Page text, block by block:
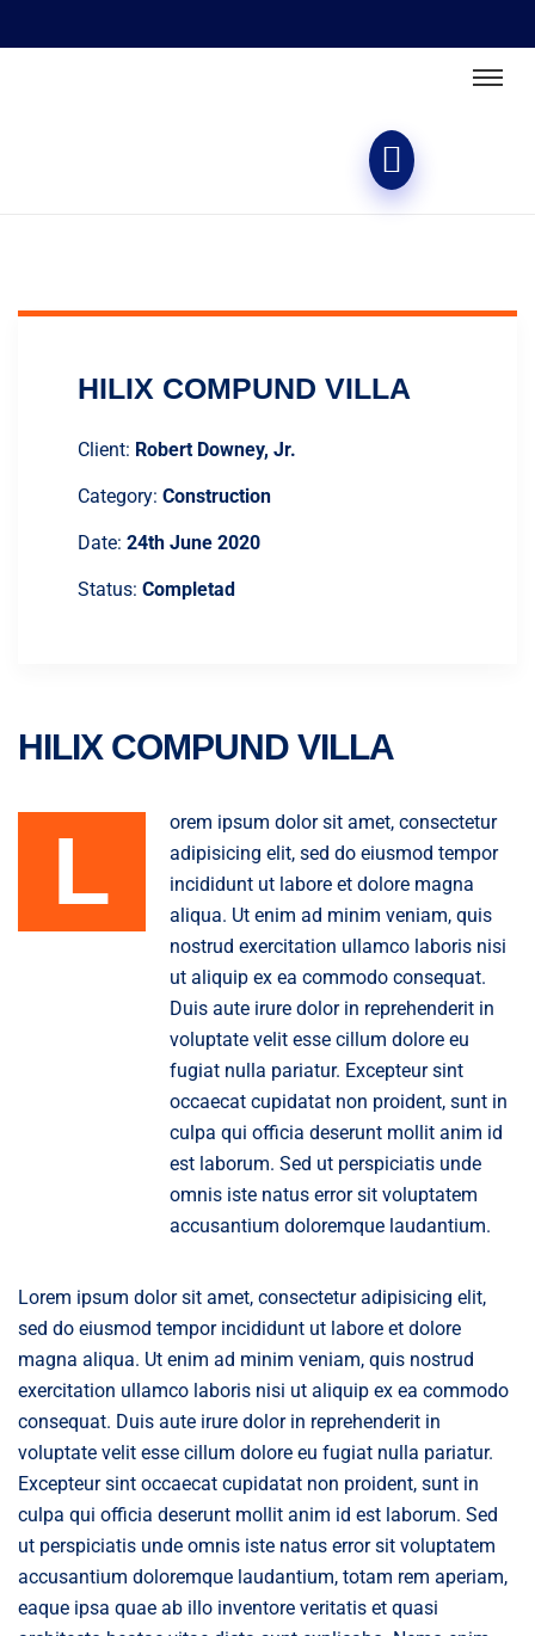
HILIX COMPUND VILLA
Client: Robert Downey, Jr.
Category: Construction
Date: 24th June 2020
Status: Completad
HILIX COMPUND VILLA
L
orem ipsum dolor sit amet, consectetur
adipisicing elit, sed do eiusmod tempor
incididunt ut labore et dolore magna
aliqua. Ut enim ad minim veniam, quis
nostrud exercitation ullamco laboris nisi
ut aliquip ex ea commodo consequat.
Duis aute irure dolor in reprehenderit in
voluptate velit esse cillum dolore eu
fugiat nulla pariatur. Excepteur sint
occaecat cupidatat non proident, sunt in
culpa qui officia deserunt mollit anim id
est laborum. Sed ut perspiciatis unde
omnis iste natus error sit voluptatem
accusantium doloremque laudantium.
Lorem ipsum dolor sit amet, consectetur adipisicing elit,
sed do eiusmod tempor incididunt ut labore et dolore
magna aliqua. Ut enim ad minim veniam, quis nostrud
exercitation ullamco laboris nisi ut aliquip ex ea commodo
consequat. Duis aute irure dolor in reprehenderit in
voluptate velit esse cillum dolore eu fugiat nulla pariatur.
Excepteur sint occaecat cupidatat non proident, sunt in
culpa qui officia deserunt mollit anim id est laborum. Sed
ut perspiciatis unde omnis iste natus error sit voluptatem
accusantium doloremque laudantium, totam rem aperiam,
eaque ipsa quae ab illo inventore veritatis et quasi